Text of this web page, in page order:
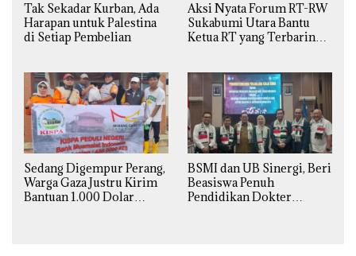
Tak Sekadar Kurban, Ada
Harapan untuk Palestina
di Setiap Pembelian
Aksi Nyata Forum RT-RW
Sukabumi Utara Bantu
Ketua RT yang Terbaring
Sedang Digempur Perang,
Warga Gaza Justru Kirim
Bantuan 1.000 Dolar
BSMI dan UB Sinergi, Beri
Beasiswa Penuh
Pendidikan Dokter